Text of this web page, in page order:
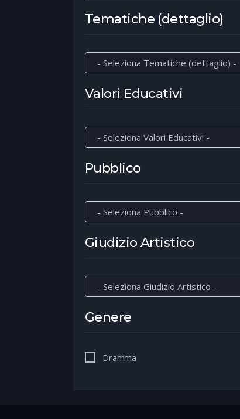
Tematiche (dettaglio)
Valori Educativi
Pubblico
Giudizio Artistico
Genere
Dramma